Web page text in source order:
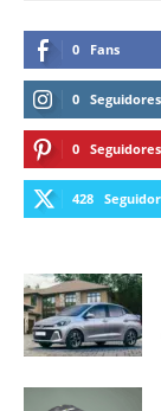
0 Fans
0 Seguidores
0 Seguidores
428